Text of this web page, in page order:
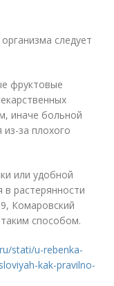
следует
фруктовые
иначе больной
за плохого
или удобной
в растерянности
Комаровский
способом.
stati/u-rebenka-
kak-pravilno-